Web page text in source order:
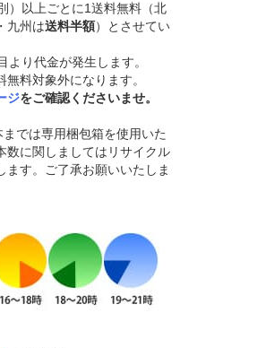
）以上ごとに1送料無料（北
九州は送料半額）とさせてい
り代金が発生します。
料対象外になります。
ジをご確認くださいませ。
では専用梱包箱を使用いた
数に関しましてはリサイクル
ます。ご了承お願いいたしま